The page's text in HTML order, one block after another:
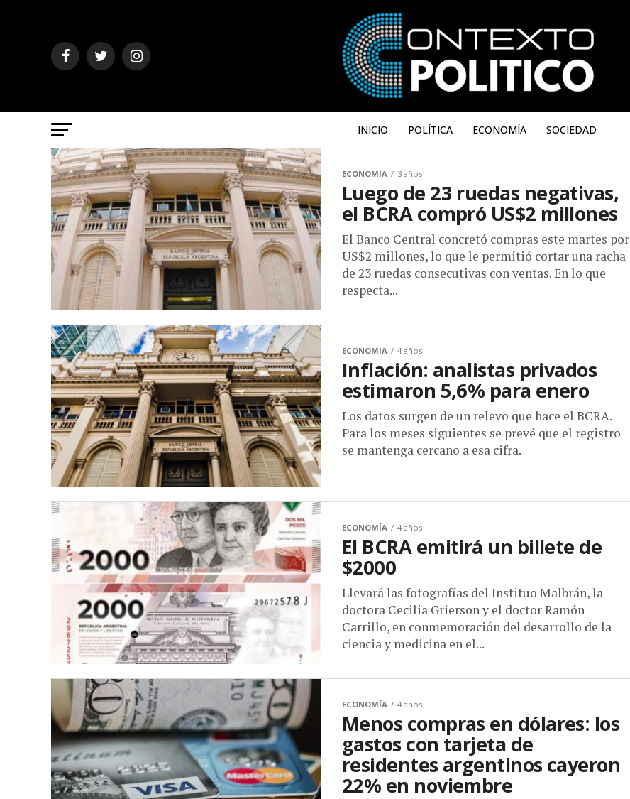
INICIO POLÍTICA ECONOMÍA SOCIEDAD
ECONOMÍA 3 años
Luego de 23 ruedas negativas,
el BCRA compró US$2 millones
El Banco Central concretó compras este martes por
US$2 millones, lo que le permitió cortar una racha
de 23 ruedas consecutivas con ventas. En lo que
respecta...
ECONOMÍA 4 años
Inflación: analistas privados
estimaron 5,6% para enero
Los datos surgen de un relevo que hace el BCRA.
Para los meses siguientes se prevé que el registro
se mantenga cercano a esa cifra.
ECONOMÍA 4 años
El BCRA emitirá un billete de
$2000
Llevará las fotografías del Instituo Malbrán, la
doctora Cecilia Grierson y el doctor Ramón
Carrillo, en conmemoración del desarrollo de la
ciencia y medicina en el...
ECONOMÍA 4 años
Menos compras en dólares: los
gastos con tarjeta de
residentes argentinos cayeron
22% en noviembre